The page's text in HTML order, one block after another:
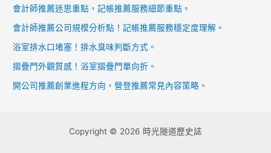
會計師推薦迷思重點，記帳推薦服務細節重點。
會計師推薦公司規模分析點！記帳推薦服務穩定度理解。
浴室排水口堵塞！排水臭味判斷方式。
摺疊門外觀質感！浴室摺疊門單向折。
開公司推薦創業進程方向，營登推薦常見內容策略。
Copyright © 2026 時光隧道歷史誌